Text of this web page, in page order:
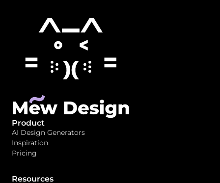
Product
AI Design Generators
Inspiration
Pricing
Resources